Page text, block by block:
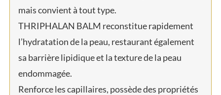
mais convient à tout type.
THRIPHALAN BALM reconstitue rapidement
l’hydratation de la peau, restaurant également
sa barrière lipidique et la texture de la peau
endommagée.
Renforce les capillaires, possède des propriétés